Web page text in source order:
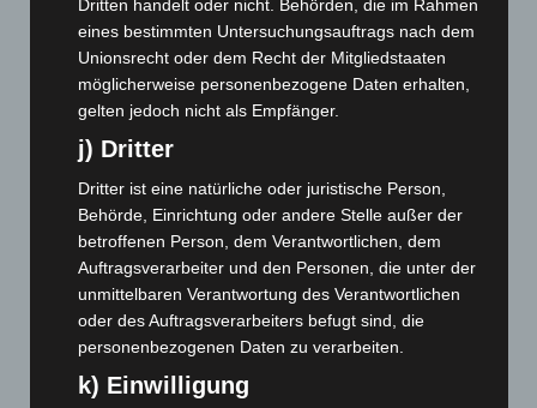
April 2025 (88)
März 2025(111)
Februar 2025(96)
Dezember 2024
November 2024(94)
Oktober 2024(93)
September 2024(112)
August 2024(107)
Juli 2024(89)
Juni 2024(107)
Dritten handelt oder nicht. Behörden, die im Rahmen
eines bestimmten Untersuchungsauftrags nach dem
Unionsrecht oder dem Recht der Mitgliedstaaten
möglicherweise personenbezogene Daten erhalten,
gelten jedoch nicht als Empfänger.
j) Dritter
Dritter ist eine natürliche oder juristische Person,
Behörde, Einrichtung oder andere Stelle außer der
betroffenen Person, dem Verantwortlichen, dem
Auftragsverarbeiter und den Personen, die unter der
unmittelbaren Verantwortung des Verantwortlichen
oder des Auftragsverarbeiters befugt sind, die
personenbezogenen Daten zu verarbeiten.
k) Einwilligung